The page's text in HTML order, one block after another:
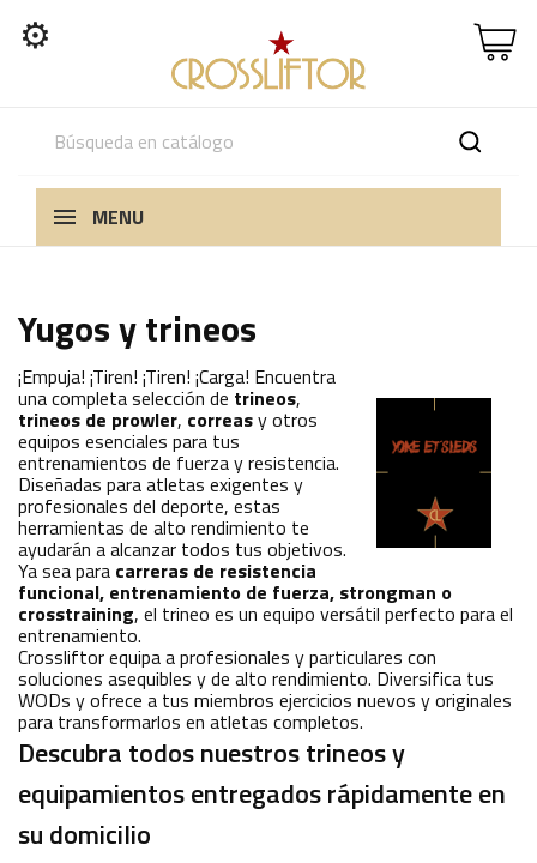
⚙
MENU
Yugos y trineos
¡Empuja! ¡Tiren! ¡Tiren! ¡Carga! Encuentra
una completa selección de trineos,
trineos de prowler, correasy otros
equipos esenciales para tus
entrenamientos de fuerza y resistencia.
Diseñadas para atletas exigentes y
profesionales del deporte, estas
herramientas de alto rendimiento te
ayudarán a alcanzar todos tus objetivos.
Ya sea para carreras de resistencia
funcional, entrenamiento de fuerza, strongman o
crosstraining, el trineo es un equipo versátil perfecto para el
entrenamiento.
Crossliftor equipa a profesionales y particulares con
soluciones asequibles y de alto rendimiento. Diversifica tus
WODs y ofrece a tus miembros ejercicios nuevos y originales
para transformarlos en atletas completos.
Descubra todos nuestros trineos y
equipamientos entregados rápidamente en
su domicilio